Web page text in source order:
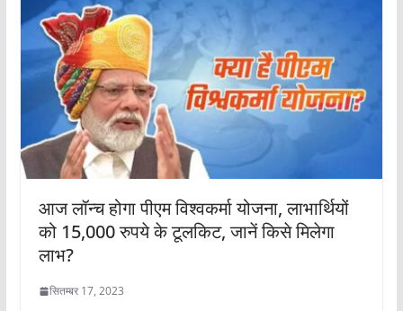
आज लॉन्च होगा पीएम विश्वकर्मा योजना, लाभार्थियों
को 15,000 रुपये के टूलकिट, जानें किसे मिलेगा
लाभ?
सितम्बर 17, 2023